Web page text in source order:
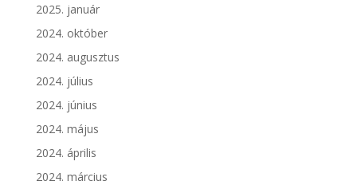
2025. január
2024. október
2024. augusztus
2024. július
2024. június
2024. május
2024. április
2024. március